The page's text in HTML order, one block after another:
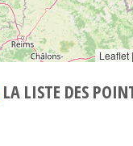
LA LISTE DES